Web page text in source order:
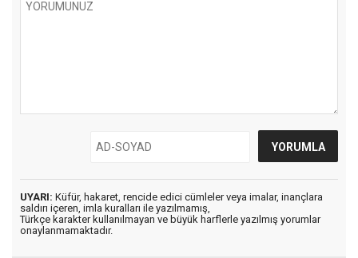
UYARI: Küfür, hakaret, rencide edici cümleler veya imalar, inançlara
saldırı içeren, imla kuralları ile yazılmamış,
Türkçe karakter kullanılmayan ve büyük harflerle yazılmış yorumlar
onaylanmamaktadır.